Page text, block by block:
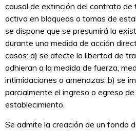
causal de extinción del contrato de
activa en bloqueos o tomas de
se dispone que se presumirá la
durante una medida de acción
casos: a) se afecte la libertad de
adhieran a la medida de fuerza,
intimidaciones o amenazas; b) se
parcialmente el ingreso o egreso
establecimiento.
Se admite la creación de un fondo